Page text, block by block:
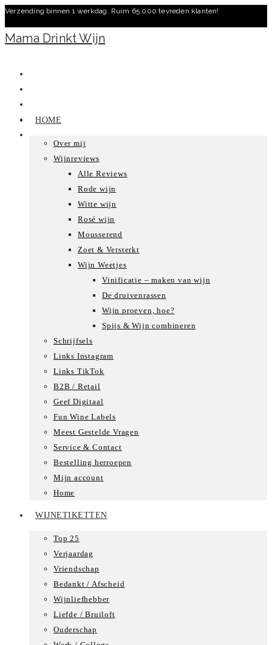
Ga
naar
inhoud
Verzending binnen 1 werkdag. Ruim 65.000 tevreden klanten!
Mama Drinkt Wijn
HOME
Over mij
Wijnreviews
Alle Reviews
Rode wijn
Witte wijn
Rosé wijn
Mousserend
Zoet & Versterkt
Wijn Weetjes
Vinificatie – maken van wijn
De druivenrassen
Wijn proeven, hoe?
Spijs & Wijn combineren
Schrijfsels
Links Instagram
Links TikTok
B2B / Retail
Geef Digitaal
Fun Wine Labels
Meest Gestelde Vragen
Service & Contact
Bestelling herroepen
Mijn account
Home
WIJNETIKETTEN
Top 25
Verjaardag
Vriendschap
Bedankt / Afscheid
Wijnliefhebber
Liefde / Bruiloft
Ouderschap